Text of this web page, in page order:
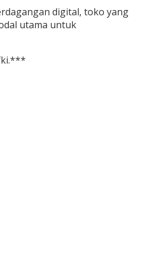
digital, toko yang
utama untuk